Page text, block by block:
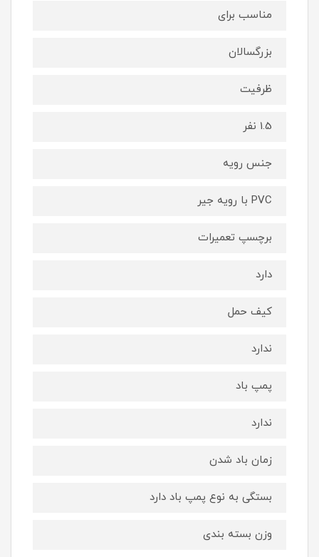
مناسب برای
بزرگسالان
ظرفیت
1.5 نفر
جنس رویه
PVC با رویه جیر
برچسپ تعمیرات
دارد
کیف حمل
ندارد
پمپ باد
ندارد
زمان باد شدن
بستگی به نوع پمپ باد دارد
وزن بسته بندی